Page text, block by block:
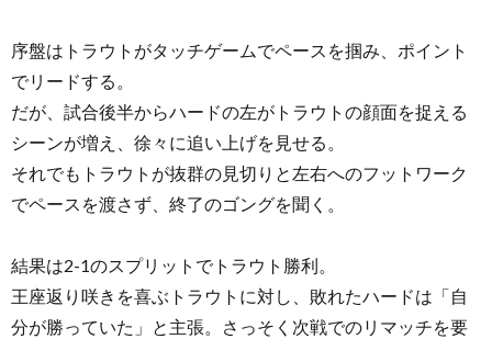
序盤はトラウトがタッチゲームでペースを掴み、ポイント
でリードする。
だが、試合後半からハードの左がトラウトの顔面を捉える
シーンが増え、徐々に追い上げを見せる。
それでもトラウトが抜群の見切りと左右へのフットワーク
でペースを渡さず、終了のゴングを聞く。
結果は2-1のスプリットでトラウト勝利。
王座返り咲きを喜ぶトラウトに対し、敗れたハードは「自
分が勝っていた」と主張。さっそく次戦でのリマッチを要